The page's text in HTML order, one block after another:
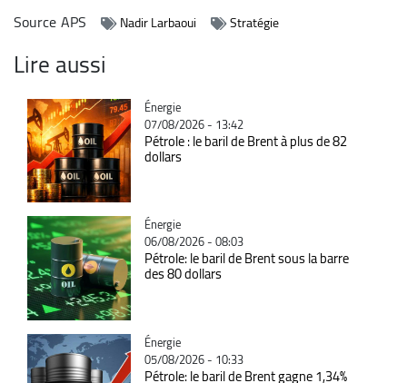
SourceAPS Nadir Larbaoui Stratégie
Lire aussi
Catégorie
Énergie
07/08/2026 - 13:42
Pétrole : le baril de Brent à plus de 82
dollars
Catégorie
Énergie
06/08/2026 - 08:03
Pétrole: le baril de Brent sous la barre
des 80 dollars
Catégorie
Énergie
05/08/2026 - 10:33
Pétrole: le baril de Brent gagne 1,34%